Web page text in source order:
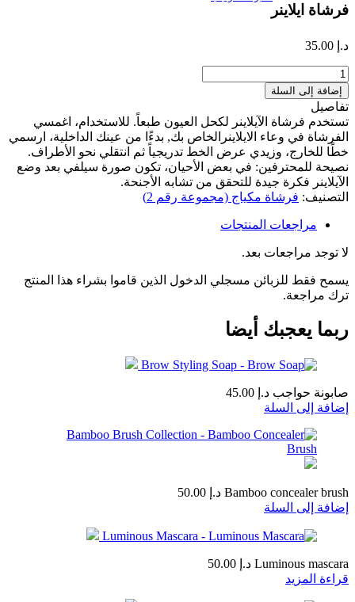
فرشاة ايلاينر
د.إ
كمية
فرشاة
ايلاينر
إضافة إلى السلة
تفاصيل
تستخدم فرشاة الآيلاينر لكحل العيون طبعاً. للاستخدام، اغمسي
الفرشاة في وعاء الايلاينرالخاص بك, بدءًا من عينك الداخلية، ارسمي
خطًا للخارج، وزيدي عرض الخط تدريجياً ثم انتقلي نحو الأطراف.
نصيحة للمحترفين: في بعض الأحيان، تكون صورة سيلفي بعد وضع
الآيلاينر فكرة جيدة للتحقق من تشابه الأجنحة.
التصنيف: فرشاة مكياج (مجموعة رقم 2)
مراجعات المنتجات
لا توجد مراجعات بعد.
يسمح فقط للزبائن مسجلي الدخول الذين قاموا بشراء هذا المنتج
ترك مراجعة.
ربما يعجبك أيضا
صابونة حواجب د.إ
إضافة إلى السلة
Bamboo concealer brush د.إ
إضافة إلى السلة
Luminous mascara د.إ
قراءة المزيد